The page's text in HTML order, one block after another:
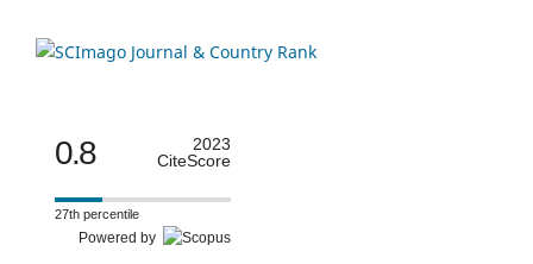
0.8
2023
CiteScore
27th percentile
Powered by